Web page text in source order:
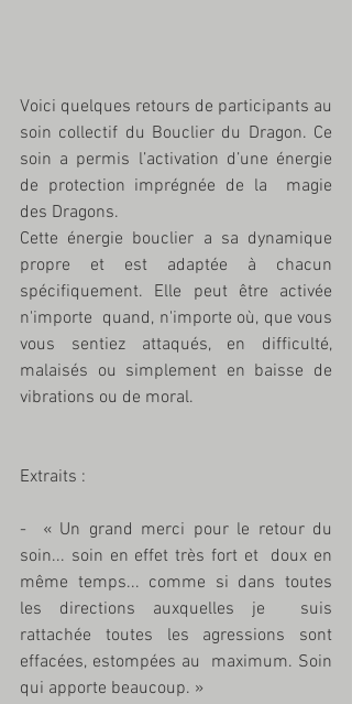
Voici quelques retours de participants au
soin collectif du Bouclier du Dragon. Ce
soin a permis l’activation d’une énergie
de protection imprégnée de la  magie
des Dragons.
Cette énergie bouclier a sa dynamique
propre et est adaptée à chacun
spécifiquement. Elle peut être activée
n'importe  quand, n'importe où, que vous
vous sentiez attaqués, en difficulté,
malaisés ou simplement en baisse de
vibrations ou de moral.
Extraits :
-  « Un grand merci pour le retour du
soin... soin en effet très fort et  doux en
même temps... comme si dans toutes
les directions auxquelles je  suis
rattachée toutes les agressions sont
effacées, estompées au  maximum. Soin
qui apporte beaucoup. »